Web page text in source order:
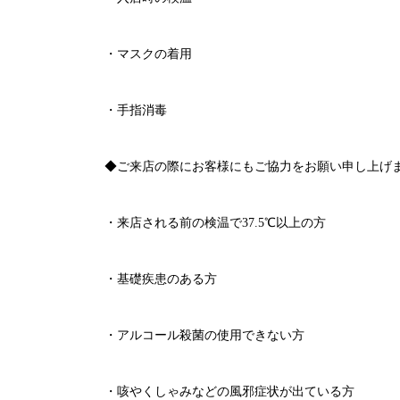
・マスクの着用
・手指消毒
◆ご来店の際にお客様にもご協力をお願い申し上げ
・来店される前の検温で37.5℃以上の方
・基礎疾患のある方
・アルコール殺菌の使用できない方
・咳やくしゃみなどの風邪症状が出ている方